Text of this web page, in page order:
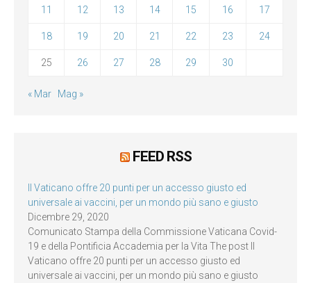
11 12 13 14 15 16 17
18 19 20 21 22 23 24
25 26 27 28 29 30
« Mar Mag »
FEED RSS
Il Vaticano offre 20 punti per un accesso giusto ed
universale ai vaccini, per un mondo più sano e giusto
Dicembre 29, 2020
Comunicato Stampa della Commissione Vaticana Covid-
19 e della Pontificia Accademia per la Vita The post Il
Vaticano offre 20 punti per un accesso giusto ed
universale ai vaccini, per un mondo più sano e giusto